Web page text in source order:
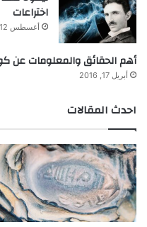
اختراعات
أغسطس 12, 2018
أهم الحقائق والمعلومات عن
أبريل 17, 2016
احدث المقالات